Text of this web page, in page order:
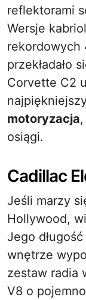
reflektorami
Wersje
rekordowych
przekładało
Corvette C2
motoryzacja
osiągi.
Cadillac
Jeśli marzy
Hollywood,
Jego
wnętrze
zestaw radia
V8 o